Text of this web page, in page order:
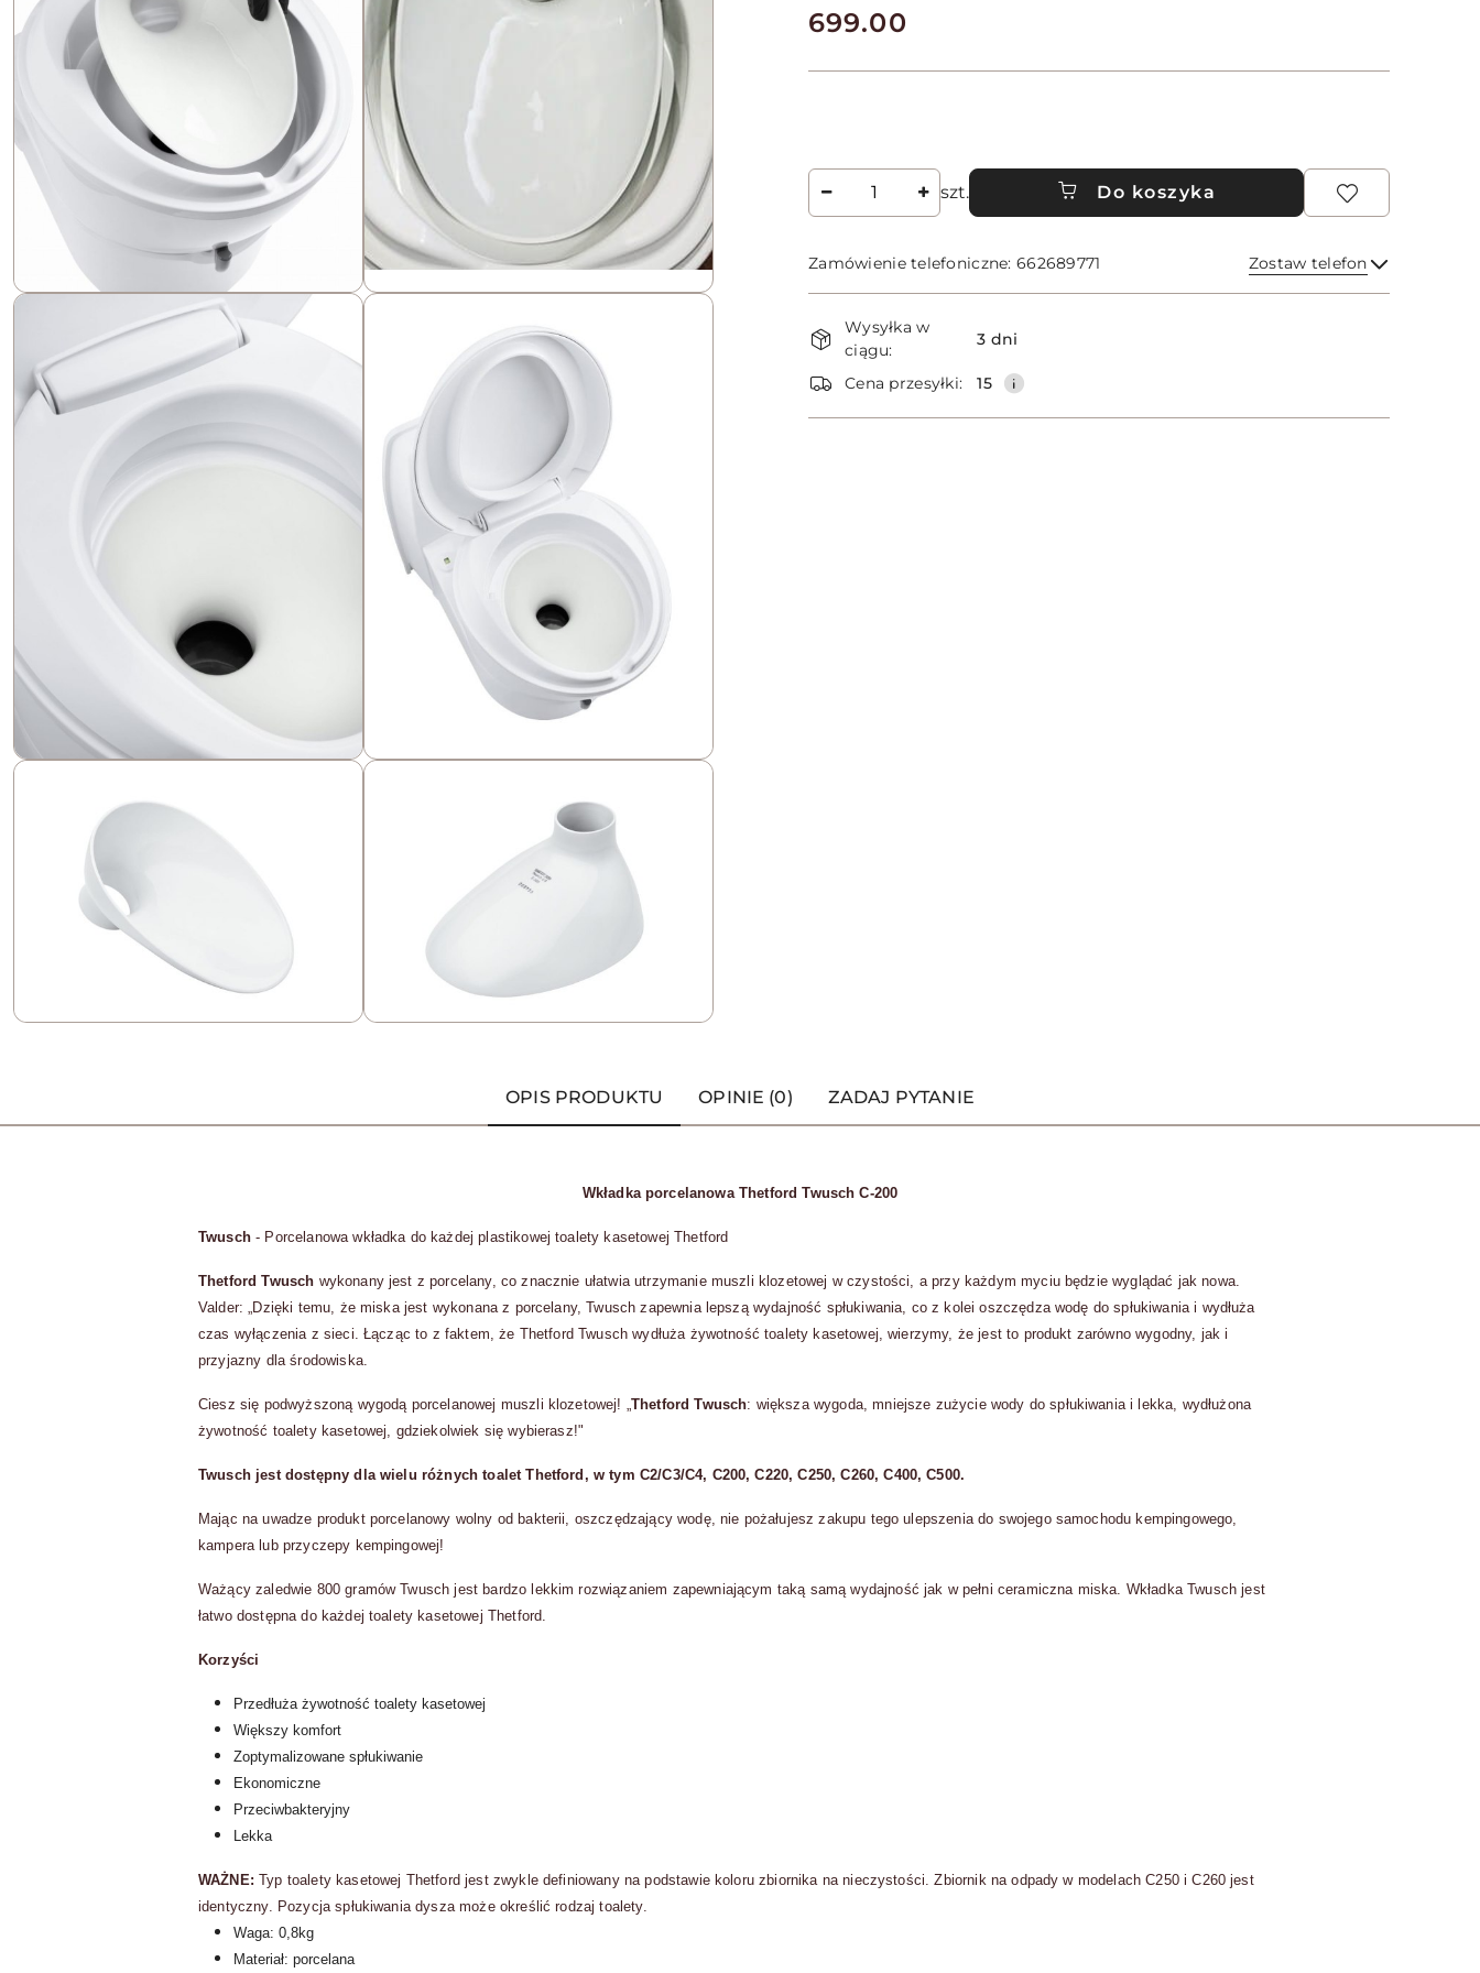
cena:
699.00
Ilość
szt. Do koszyka
Zamówienie telefoniczne: 662689771 Zostaw telefon
Wyślij
Dostępność
i
dostawa
Wysyłka w
ciągu:
3 dni
Cena przesyłki: 15
OPIS PRODUKTU OPINIE (0) ZADAJ PYTANIE
Wkładka porcelanowa Thetford Twusch C-200
Twusch- Porcelanowa wkładka do każdej plastikowej toalety kasetowej Thetford
Thetford Twusch wykonany jest z porcelany, co znacznie ułatwia utrzymanie muszli klozetowej w czystości, a przy każdym myciu będzie wyglądać jak nowa.
Valder: „Dzięki temu, że miska jest wykonana z porcelany, Twusch zapewnia lepszą wydajność spłukiwania, co z kolei oszczędza wodę do spłukiwania i wydłuża
czas wyłączenia z sieci. Łącząc to z faktem, że Thetford Twusch wydłuża żywotność toalety kasetowej, wierzymy, że jest to produkt zarówno wygodny, jak i
przyjazny dla środowiska.
Ciesz się podwyższoną wygodą porcelanowej muszli klozetowej! „ Thetford Twusch: większa wygoda, mniejsze zużycie wody do spłukiwania i lekka, wydłużona
żywotność toalety kasetowej, gdziekolwiek się wybierasz!"
Twusch jest dostępny dla wielu różnych toalet Thetford, w tym C2/C3/C4, C200, C220, C250, C260, C400, C500.
Mając na uwadze produkt porcelanowy wolny od bakterii, oszczędzający wodę, nie pożałujesz zakupu tego ulepszenia do swojego samochodu kempingowego,
kampera lub przyczepy kempingowej!
Ważący zaledwie 800 gramów Twusch jest bardzo lekkim rozwiązaniem zapewniającym taką samą wydajność jak w pełni ceramiczna miska. Wkładka Twusch jest
łatwo dostępna do każdej toalety kasetowej Thetford.
Korzyści
Przedłuża żywotność toalety kasetowej
Większy komfort
Zoptymalizowane spłukiwanie
Ekonomiczne
Przeciwbakteryjny
Lekka
WAŻNE: Typ toalety kasetowej Thetford jest zwykle definiowany na podstawie koloru zbiornika na nieczystości. Zbiornik na odpady w modelach C250 i C260 jest
identyczny. Pozycja spłukiwania dysza może określić rodzaj toalety.
Waga: 0,8kg
Materiał: porcelana